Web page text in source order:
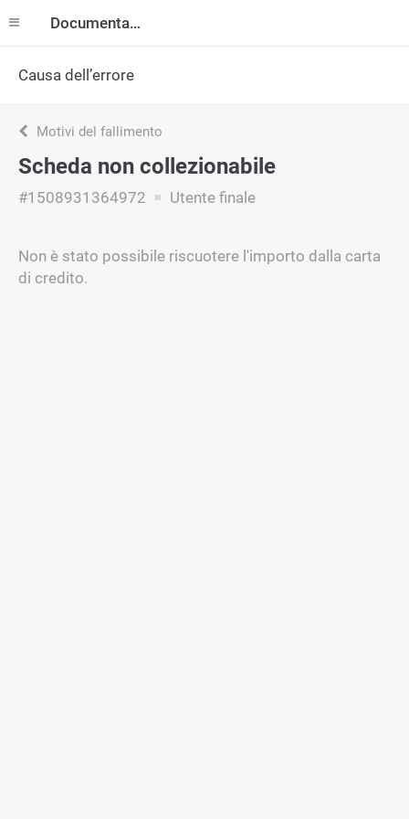
Documentazione
Causa dell’errore
Motivi del fallimento
Scheda non collezionabile
#1508931364972 Utente finale
Non è stato possibile riscuotere l'importo dalla carta
di credito.